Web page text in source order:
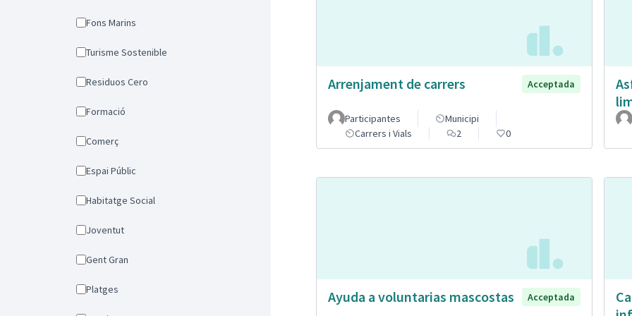
Fons Marins
Turisme Sostenible
Residuos Cero
Formació
Comerç
Espai Públic
Habitatge Social
Joventut
Gent Gran
Platges
Arrenjament de carrers Acceptada
Participantes
Municipi
Carrers i Vials
2 0
Ayuda a voluntarias mascostas Acceptada